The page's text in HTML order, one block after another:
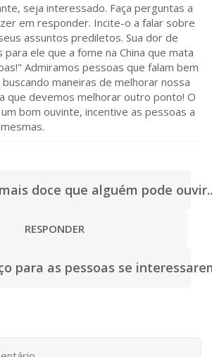
seja interessado. Faça perguntas a
em responder. Incite-o a falar sobre
assuntos prediletos. Sua dor de
ele que a fome na China que mata
Admiramos pessoas que falam bem
maneiras de melhorar nossa
que devemos melhorar outro ponto! O
bom ouvinte, incentive as pessoas a
doce que alguém pode
RESPONDER
para as pessoas se